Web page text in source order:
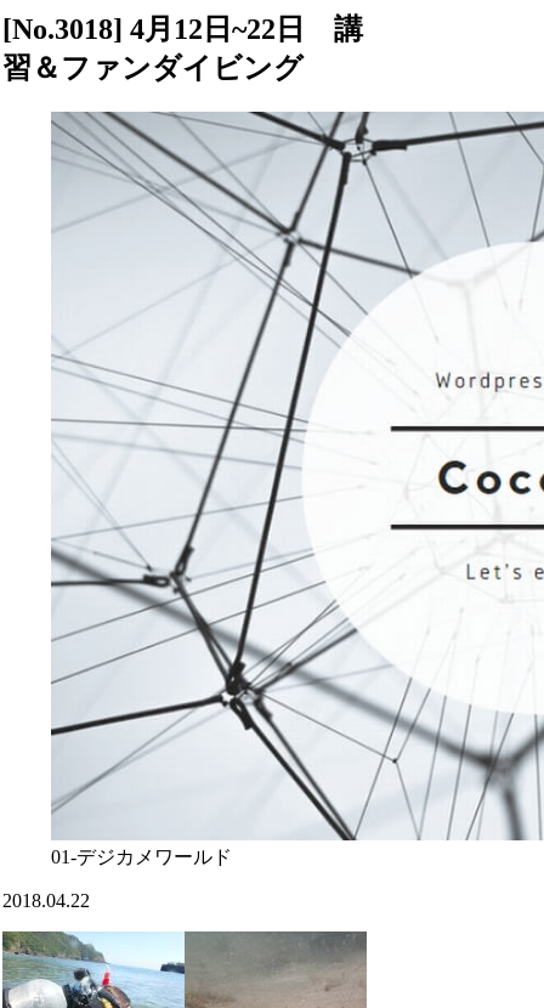
[No.3018] 4月12日~22日 講
習＆ファンダイビング
01-デジカメワールド
2018.04.22